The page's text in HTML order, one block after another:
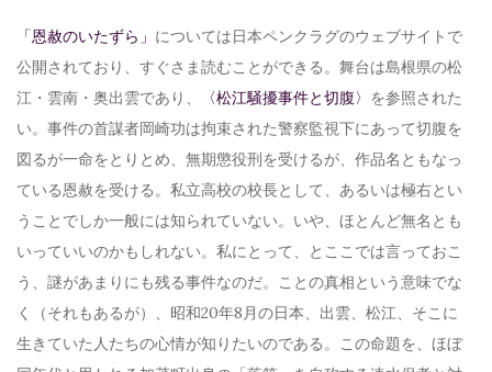
「恩赦のいたずら」 については日本ペンクラグのウェブサイトで
公開されており、すぐさま読むことができる。舞台は島根県の松
江・雲南・奥出雲であり、
〈松江騒擾事件と切腹〉 を参照された
い。事件の首謀者岡崎功は拘束された警察監視下にあって切腹を
図るが一命をとりとめ、無期懲役刑を受けるが、作品名ともなっ
ている恩赦を受ける。私立高校の校長として、あるいは極右とい
うことでしか一般には知られていない。いや、ほとんど無名とも
いっていいのかもしれない。私にとって、とここでは言っておこ
う、謎があまりにも残る事件なのだ。ことの真相という意味でな
く（それもあるが）、昭和20年8月の日本、出雲、松江、そこに
生きていた人たちの心情が知りたいのである。この命題を、ほぼ